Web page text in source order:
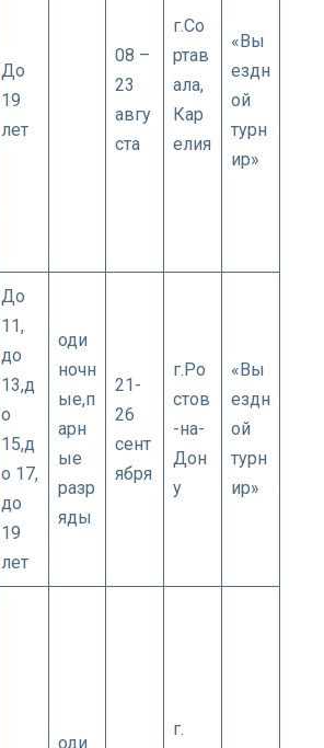
До
19
лет
08 –
23
авгу
ста
г.Со
ртав
ала,
Кар
елия
«Вы
ездн
ой
турн
ир»
До
11,
до
13,д
о
15,д
о 17,
до
19
лет
оди
ночн
ые,п
арн
ые
разр
яды
21-
26
сент
ября
г.Ро
стов
-на-
Дон
у
«Вы
ездн
ой
турн
ир»
оди
г.​